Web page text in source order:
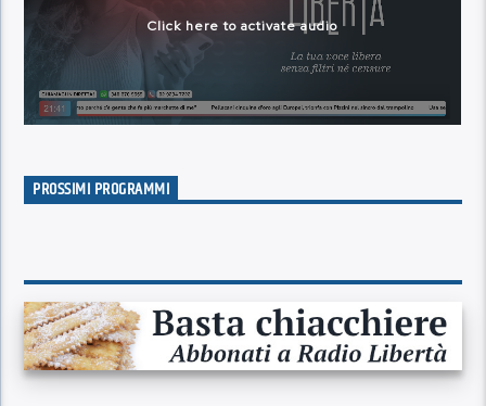
PROSSIMI PROGRAMMI